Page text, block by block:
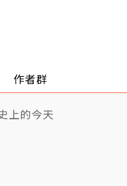
作者群
上的今天